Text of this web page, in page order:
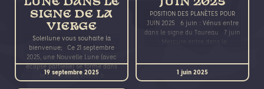
SIGNE DE LA
VIERGE
Soleilune vous souhaite la
bienvenue; Ce 21 septembre
2025, une Nouvelle Lune (avec
éclipse partielle) se forme dans
le signe de la Vierge à
19 septembre 2025
POSITION DES PLANÈTES POUR
JUIN 2025 6 juin : Vénus entre
dans le signe du Taureau 7 juin
: Mercure entre dans le
1 juin 2025